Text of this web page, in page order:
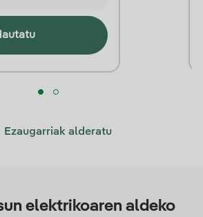
Ezaugarriak alderatu
elektrikoaren aldeko